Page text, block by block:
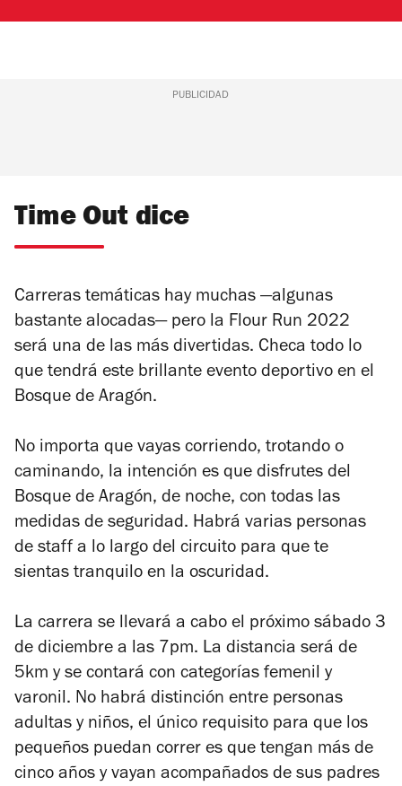
PUBLICIDAD
Time Out dice
Carreras temáticas hay muchas —algunas
bastante alocadas— pero la Flour Run 2022
será una de las más divertidas. Checa todo lo
que tendrá este brillante evento deportivo en el
Bosque de Aragón.
No importa que vayas corriendo, trotando o
caminando, la intención es que disfrutes del
Bosque de Aragón, de noche, con todas las
medidas de seguridad. Habrá varias personas
de staff a lo largo del circuito para que te
sientas tranquilo en la oscuridad.
La carrera se llevará a cabo el próximo sábado 3
de diciembre a las 7pm. La distancia será de
5km y se contará con categorías femenil y
varonil. No habrá distinción entre personas
adultas y niños, el único requisito para que los
pequeños puedan correr es que tengan más de
cinco años y vayan acompañados de sus padres